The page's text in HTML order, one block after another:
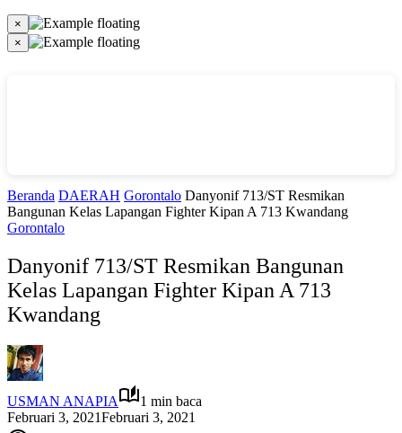
×
×
Beranda DAERAH Gorontalo Danyonif 713/ST Resmikan
Bangunan Kelas Lapangan Fighter Kipan A 713 Kwandang
Gorontalo
Danyonif 713/ST Resmikan Bangunan
Kelas Lapangan Fighter Kipan A 713
Kwandang
USMAN ANAPIA
1 min baca
Februari 3, 2021Februari 3, 2021